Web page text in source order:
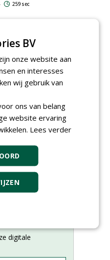
259 sec
digitale
BV
onze website aan
en interesses
wij gebruik van
ons van belang
website ervaring
Lees verder